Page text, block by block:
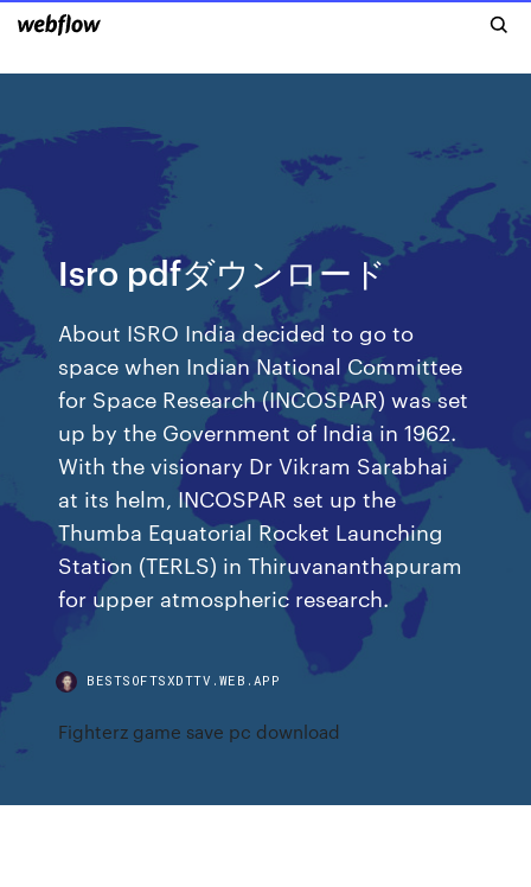
Isro pdfダウンロード
About ISRO India decided to go to
space when Indian National Committee
for Space Research (INCOSPAR) was set
up by the Government of India in 1962.
With the visionary Dr Vikram Sarabhai
at its helm, INCOSPAR set up the
Thumba Equatorial Rocket Launching
Station (TERLS) in Thiruvananthapuram
for upper atmospheric research.
BESTSOFTSXDTTV.WEB.APP
Fighterz game save pc download